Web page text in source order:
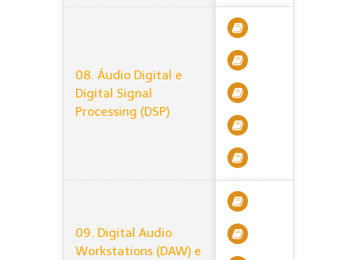
08. Áudio Digital e
Digital Signal
Processing (DSP)
09. Digital Audio
Workstations (DAW) e